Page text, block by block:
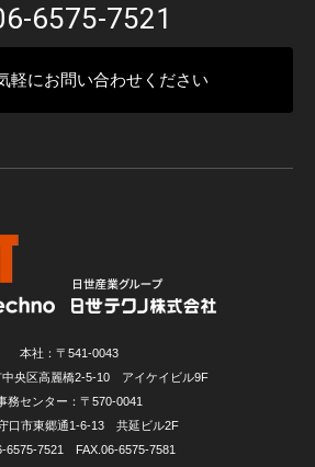
6575-7521
軽にお問い合わせください
本社：〒541-0043
中央区高麗橋2-5-10 アイケイビル9F
務センター：〒570-0041
口市東郷通1-6-13 共延ビル2F
6575-7521 FAX.06-6575-7581